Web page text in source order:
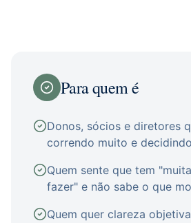
Para quem é
Donos, sócios e diretores
correndo muito e
Quem sente que tem
fazer" e não sabe o que
Quem quer clareza